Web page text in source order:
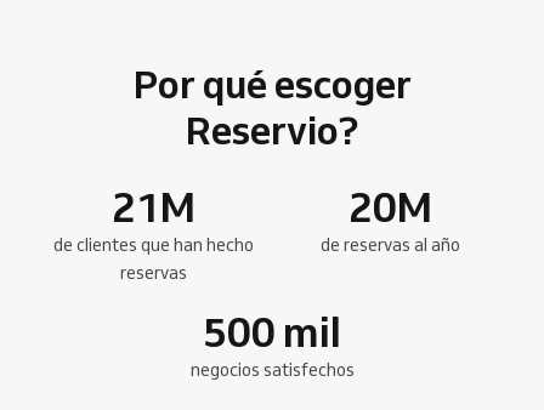
Por qué escoger
Reservio?
21M
de clientes que han hecho
reservas
20M
de reservas al año
500 mil
negocios satisfechos